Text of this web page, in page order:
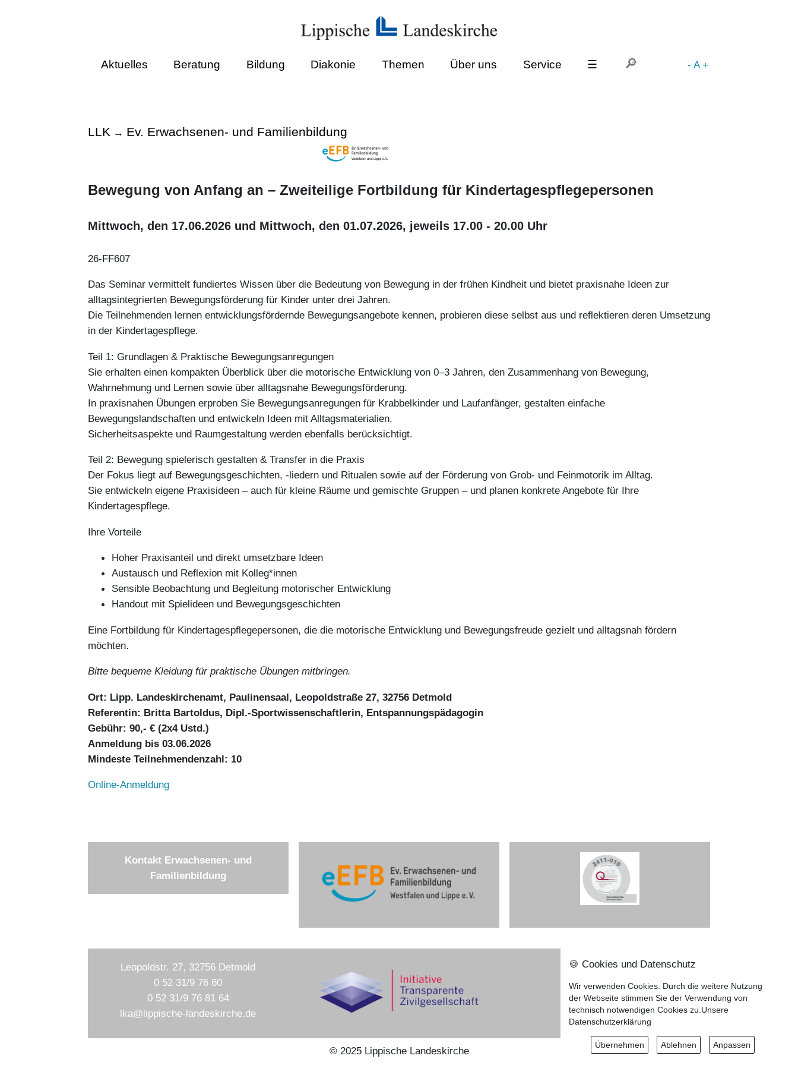
Aktuelles Beratung Bildung Diakonie Themen Über uns Service ☰ -A+
LLK→ Ev. Erwachsenen- und Familienbildung
Bewegung von Anfang an – Zweiteilige Fortbildung für Kindertagespflegepersonen
Mittwoch, den 17.06.2026 und Mittwoch, den 01.07.2026, jeweils 17.00 - 20.00 Uhr
26-FF607
Das Seminar vermittelt fundiertes Wissen über die Bedeutung von Bewegung in der frühen Kindheit und bietet praxisnahe Ideen zur
alltagsintegrierten Bewegungsförderung für Kinder unter drei Jahren.
Die Teilnehmenden lernen entwicklungsfördernde Bewegungsangebote kennen, probieren diese selbst aus und reflektieren deren Umsetzung
in der Kindertagespflege.
Teil 1: Grundlagen & Praktische Bewegungsanregungen
Sie erhalten einen kompakten Überblick über die motorische Entwicklung von 0–3 Jahren, den Zusammenhang von Bewegung,
Wahrnehmung und Lernen sowie über alltagsnahe Bewegungsförderung.
In praxisnahen Übungen erproben Sie Bewegungsanregungen für Krabbelkinder und Laufanfänger, gestalten einfache
Bewegungslandschaften und entwickeln Ideen mit Alltagsmaterialien.
Sicherheitsaspekte und Raumgestaltung werden ebenfalls berücksichtigt.
Teil 2: Bewegung spielerisch gestalten & Transfer in die Praxis
Der Fokus liegt auf Bewegungsgeschichten, -liedern und Ritualen sowie auf der Förderung von Grob- und Feinmotorik im Alltag.
Sie entwickeln eigene Praxisideen – auch für kleine Räume und gemischte Gruppen – und planen konkrete Angebote für Ihre
Kindertagespflege.
Ihre Vorteile
Hoher Praxisanteil und direkt umsetzbare Ideen
Austausch und Reflexion mit Kolleg*innen
Sensible Beobachtung und Begleitung motorischer Entwicklung
Handout mit Spielideen und Bewegungsgeschichten
Eine Fortbildung für Kindertagespflegepersonen, die die motorische Entwicklung und Bewegungsfreude gezielt und alltagsnah fördern
möchten.
Bitte bequeme Kleidung für praktische Übungen mitbringen.
Ort: Lipp. Landeskirchenamt, Paulinensaal, Leopoldstraße 27, 32756 Detmold
Referentin: Britta Bartoldus, Dipl.-Sportwissenschaftlerin, Entspannungspädagogin
Gebühr: 90,- € (2x4 Ustd.)
Anmeldung bis 03.06.2026
Mindeste Teilnehmendenzahl: 10
Online-Anmeldung
Kontakt Erwachsenen- und
Familienbildung
Leopoldstr. 27, 32756 Detmold
0 52 31/9 76 60
0 52 31/9 76 81 64
lka@lippische-landeskirche.de
Nach oben ⇪
Impressum
Datenschutzerklärung
© 2025Lippische Landeskirche
🍪 Cookies und Datenschutz
Wir verwenden Cookies. Durch die weitere Nutzung
der Webseite stimmen Sie der Verwendung von
technisch notwendigen Cookies zu. Unsere
Datenschutzerklärung
Übernehmen Ablehnen Anpassen